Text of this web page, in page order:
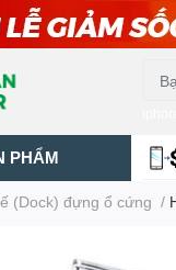
PHẨM
(Dock) đựng ổ cứng /